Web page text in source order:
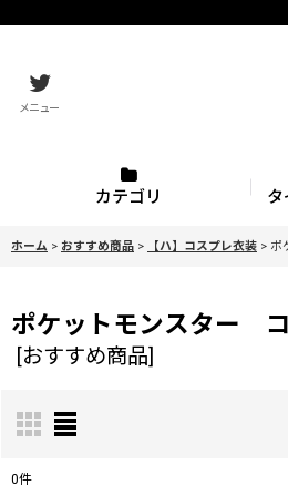
メニュー
カテゴリ タ
ホーム > おすすめ商品 > 【ハ】コスプレ衣装 > ポ
ポケットモンスター
[おすすめ商品]
0件